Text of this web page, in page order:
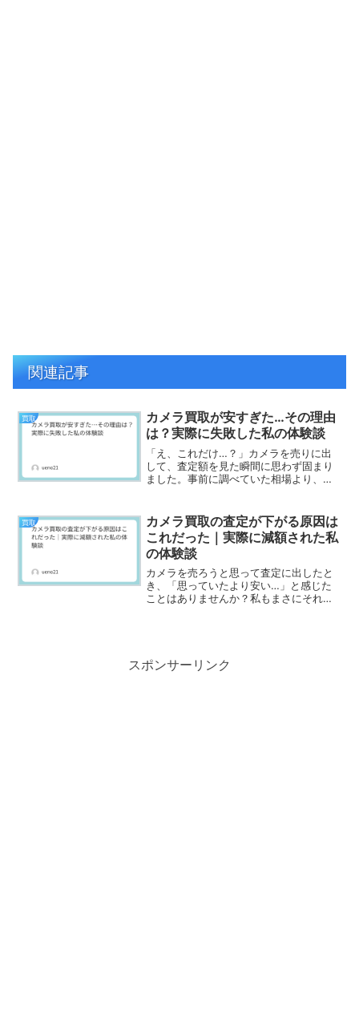
関連記事
買取
カメラ買取が安すぎた…その理由
は？実際に失敗した私の体験談
「え、これだけ…？」カメラを売りに出
して、査定額を見た瞬間に思わず固まり
ました。事前に調べていた相場より、明
ものなのかな…」と半ばあきらめて売っ
てしまいました。でもあと...
買取
カメラ買取の査定が下がる原因は
これだった｜実際に減額された私
の体験談
カメラを売ろうと思って査定に出したと
き、「思っていたより安い…」と感じた
ことはありませんか？私もまさにそれで
スポンサーリンク